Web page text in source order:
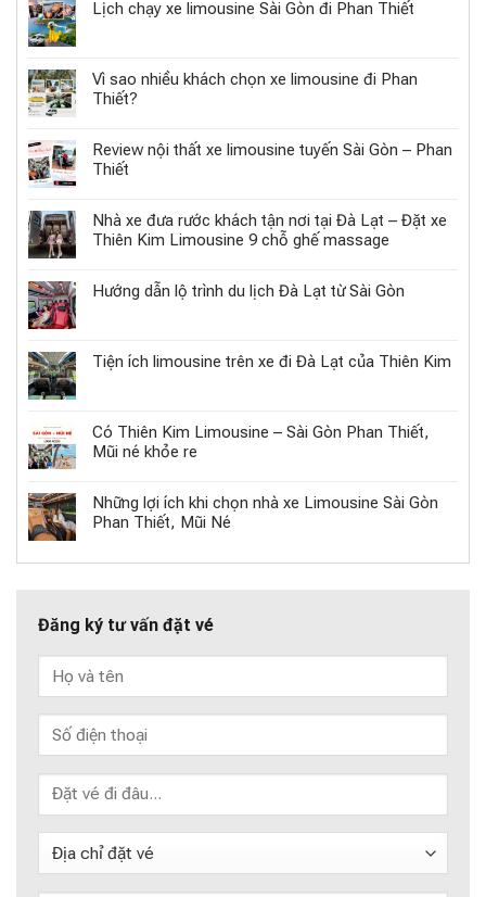
Lịch chạy xe limousine Sài Gòn đi Phan Thiết
Vì sao nhiều khách chọn xe limousine đi Phan
Thiết?
Review nội thất xe limousine tuyến Sài Gòn – Phan
Thiết
Nhà xe đưa rước khách tận nơi tại Đà Lạt – Đặt xe
Thiên Kim Limousine 9 chỗ ghế massage
Hướng dẫn lộ trình du lịch Đà Lạt từ Sài Gòn
Tiện ích limousine trên xe đi Đà Lạt của Thiên Kim
Có Thiên Kim Limousine – Sài Gòn Phan Thiết,
Mũi né khỏe re
Những lợi ích khi chọn nhà xe Limousine Sài Gòn
Phan Thiết, Mũi Né
Đăng ký tư vấn đặt vé